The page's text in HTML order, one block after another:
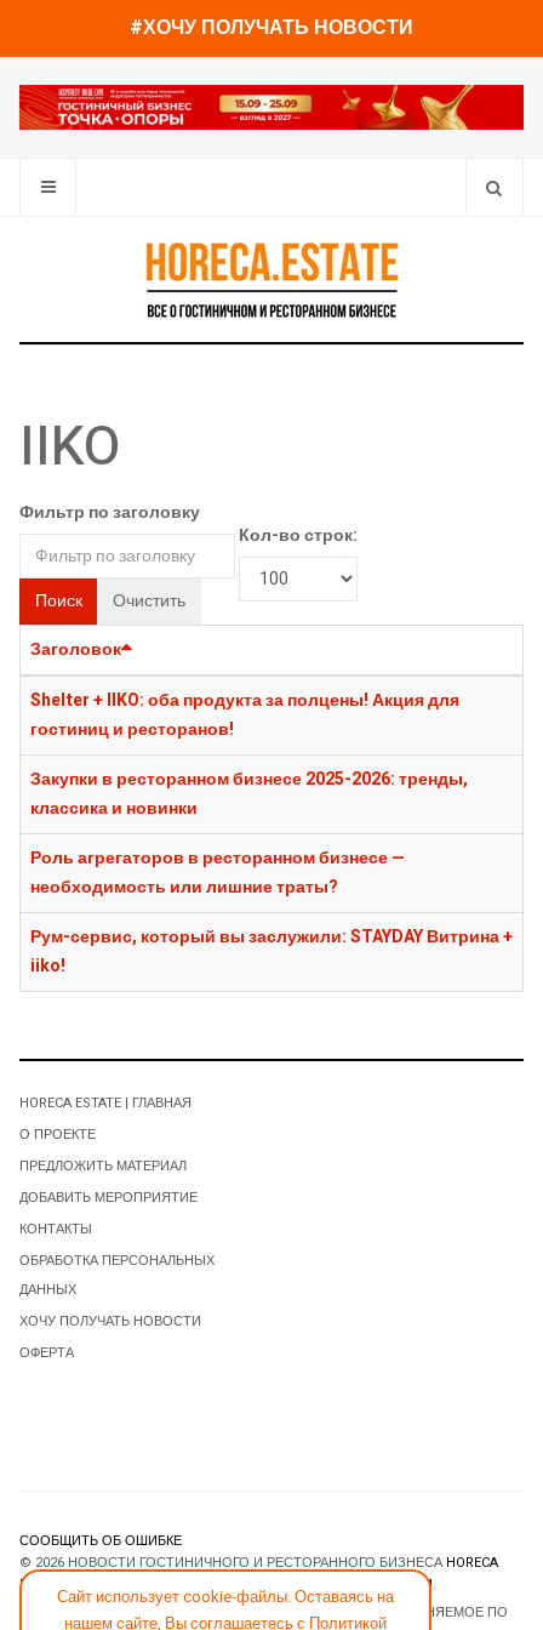
#ХОЧУ ПОЛУЧАТЬ НОВОСТИ
IIKO
Фильтр по заголовку
Поиск Очистить
Кол-во строк:
Заголовок
Shelter + IIKO: оба продукта за полцены! Акция для
гостиниц и ресторанов!
Закупки в ресторанном бизнесе 2025-2026: тренды,
классика и новинки
Роль агрегаторов в ресторанном бизнесе —
необходимость или лишние траты?
Рум-сервис, который вы заслужили: STAYDAY Витрина +
iiko!
Сайт использует cookie-файлы. Оставаясь на
нашем сайте, Вы соглашаетесь с Политикой
HORECA ESTATE | ГЛАВНАЯ
О ПРОЕКТЕ
ПРЕДЛОЖИТЬ МАТЕРИАЛ
ДОБАВИТЬ МЕРОПРИЯТИЕ
КОНТАКТЫ
ОБРАБОТКА ПЕРСОНАЛЬНЫХ
ДАННЫХ
ХОЧУ ПОЛУЧАТЬ НОВОСТИ
ОФЕРТА
СООБЩИТЬ ОБ ОШИБКЕ
© 2026 НОВОСТИ ГОСТИНИЧНОГО И РЕСТОРАННОГО БИЗНЕСА HORECA
ESTATE
JOOMLART.COM.
- ПРОГРАММНОЕ ОБЕСПЕЧЕНИЕ, РАСПРОСТРАНЯЕМОЕ ПО